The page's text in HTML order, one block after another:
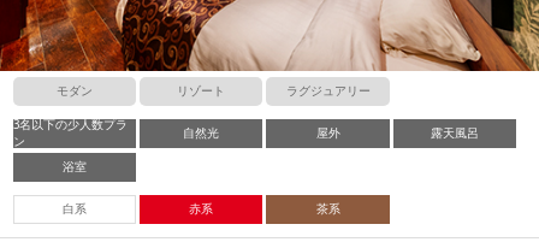
モダン リゾート ラグジュアリー
3名以下の少人数プラ
ン
自然光 屋外 露天風呂
浴室
白系 赤系 茶系